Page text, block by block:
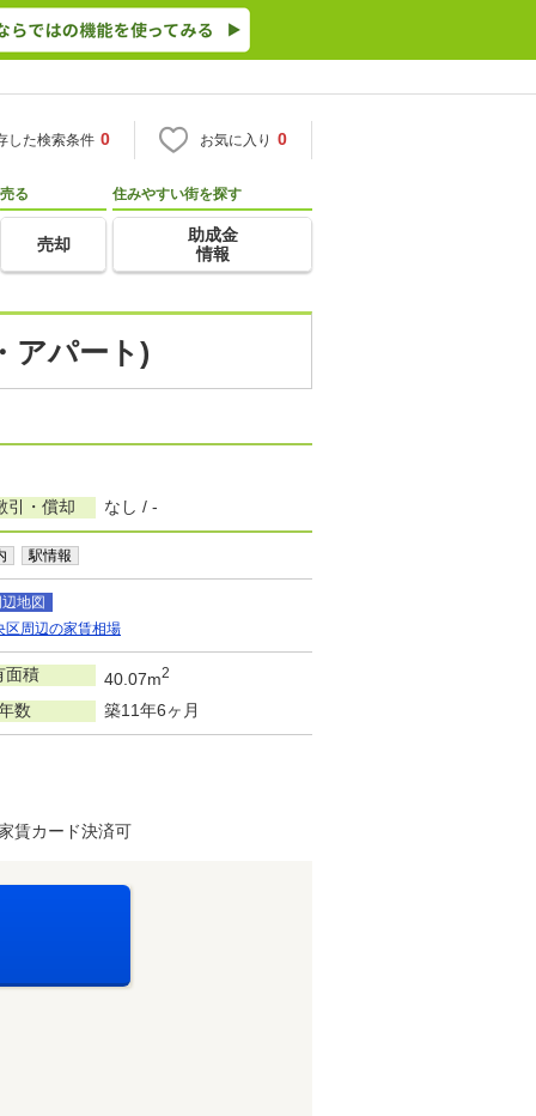
した検索条件 0 お気に入り 0
売る
売却
住みやすい街を探す
助成金
情報
アパート)
引・償却 なし / -
駅情報
辺地図
区周辺の家賃相場
面積 40.07m2
数 築11年6ヶ月
賃カード決済可